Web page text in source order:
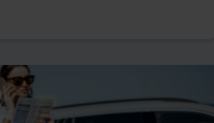
wszystkie ważne aspekty,